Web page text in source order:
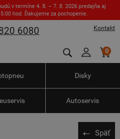
v termíne 4. 8. – 7. 8. 2026 predajňa aj
hod. Ďakujeme za pochopenie.
Kontakt
6080
0
Disky
Autoservis
Späť